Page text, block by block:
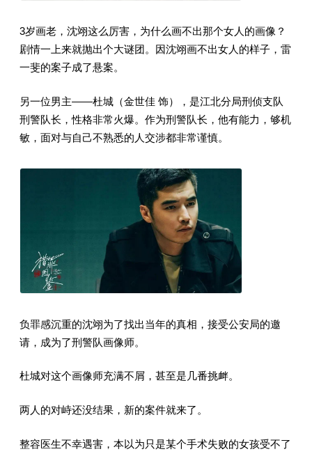
3岁画老，沈翊这么厉害，为什么画不出那个女人的画像？
剧情一上来就抛出个大谜团。因沈翊画不出女人的样子，雷
一斐的案子成了悬案。
另一位男主——杜城（金世佳 饰），是江北分局刑侦支队
刑警队长，性格非常火爆。作为刑警队长，他有能力，够机
敏，面对与自己不熟悉的人交涉都非常谨慎。
负罪感沉重的沈翊为了找出当年的真相，接受公安局的邀
请，成为了刑警队画像师。
杜城对这个画像师充满不屑，甚至是几番挑衅。
两人的对峙还没结果，新的案件就来了。
整容医生不幸遇害，本以为只是某个手术失败的女孩受不了